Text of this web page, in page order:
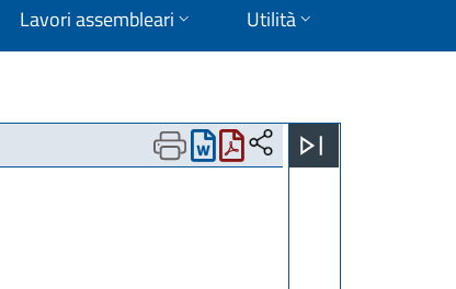
Lavori assembleari Utilità